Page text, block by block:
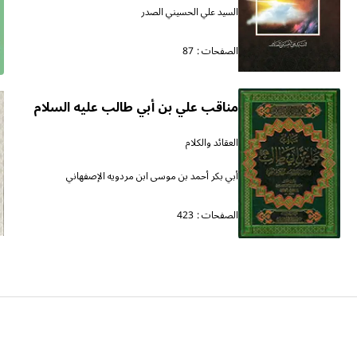
السيد علي الحسيني الصدر
الصفحات : 87
مناقب علي بن أبي طالب عليه السلام
العقائد والكلام
أبي بكر أحمد بن موسى ابن مردويه الإصفهاني
الصفحات : 423